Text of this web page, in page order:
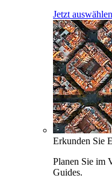
Jetzt auswählen
Erkunden Sie
Planen Sie im
Guides.